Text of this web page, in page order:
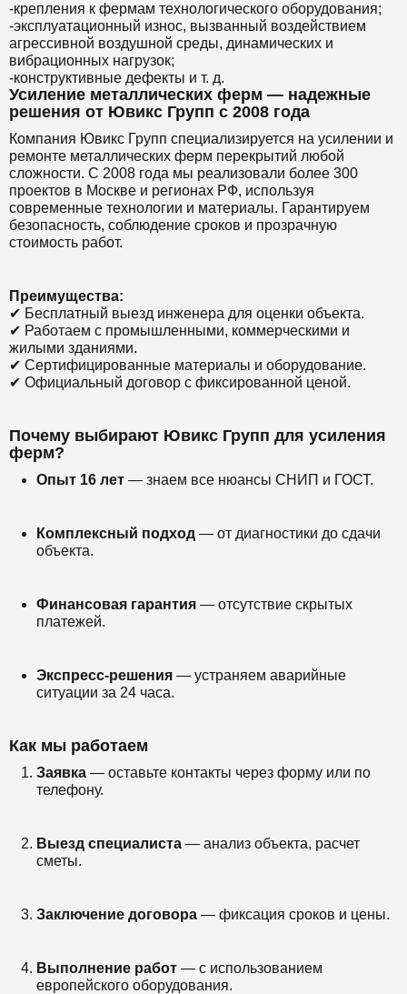
-крепления к фермам технологического оборудования;
-эксплуатационный износ, вызванный воздействием
агрессивной воздушной среды, динамических и
вибрационных нагрузок;
-конструктивные дефекты и т. д.
Усиление металлических ферм — надежные
решения от Ювикс Групп с 2008 года
Компания Ювикс Групп специализируется на усилении и
ремонте металлических ферм перекрытий любой
сложности. С 2008 года мы реализовали более 300
проектов в Москве и регионах РФ, используя
современные технологии и материалы. Гарантируем
безопасность, соблюдение сроков и прозрачную
стоимость работ.
Преимущества:
✔ Бесплатный выезд инженера для оценки объекта.
✔ Работаем с промышленными, коммерческими и
жилыми зданиями.
✔ Сертифицированные материалы и оборудование.
✔ Официальный договор с фиксированной ценой.
Почему выбирают Ювикс Групп для усиления
ферм?
Опыт 16 лет — знаем все нюансы СНИП и ГОСТ.
Комплексный подход — от диагностики до сдачи
объекта.
Финансовая гарантия — отсутствие скрытых
платежей.
Экспресс-решения — устраняем аварийные
ситуации за 24 часа.
Как мы работаем
Заявка — оставьте контакты через форму или по
телефону.
Выезд специалиста — анализ объекта, расчет
сметы.
Заключение договора — фиксация сроков и цены.
Выполнение работ — с использованием
европейского оборудования.